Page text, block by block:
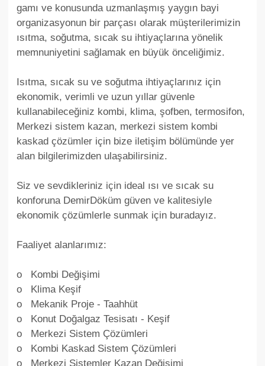
gamı ve konusunda uzmanlaşmış yaygın bayi
organizasyonun bir parçası olarak müşterilerimizin
ısıtma, soğutma, sıcak su ihtiyaçlarına yönelik
memnuniyetini sağlamak en büyük önceliğimiz.
Isıtma, sıcak su ve soğutma ihtiyaçlarınız için
ekonomik, verimli ve uzun yıllar güvenle
kullanabileceğiniz kombi, klima, şofben, termosifon,
Merkezi sistem kazan, merkezi sistem kombi
kaskad çözümler için bize iletişim bölümünde yer
alan bilgilerimizden ulaşabilirsiniz.
Siz ve sevdikleriniz için ideal ısı ve sıcak su
konforuna DemirDöküm güven ve kalitesiyle
ekonomik çözümlerle sunmak için buradayız.
Faaliyet alanlarımız:
o Kombi Değişimi
o Klima Keşif
o Mekanik Proje - Taahhüt
o Konut Doğalgaz Tesisatı - Keşif
o Merkezi Sistem Çözümleri
o Kombi Kaskad Sistem Çözümleri
o Merkezi Sistemler Kazan Değişimi